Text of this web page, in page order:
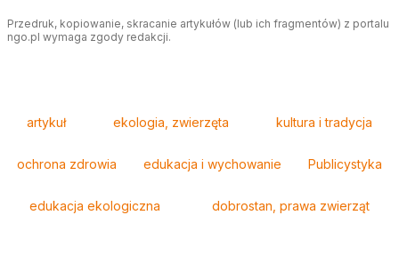
Przedruk, kopiowanie, skracanie artykułów (lub ich fragmentów) z portalu
ngo.pl wymaga zgody redakcji.
artykuł ekologia, zwierzęta kultura i tradycja
ochrona zdrowia edukacja i wychowanie Publicystyka
edukacja ekologiczna dobrostan, prawa zwierząt